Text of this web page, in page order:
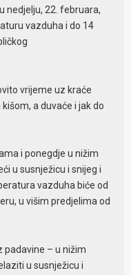
nedjelju, 22. februara,
vazduha i do 14
vrijeme uz kraće
a duvaće i jak do
i ponegdje u nižim
u susnježicu i snijeg i
vazduha biće od
u višim predjelima od
padavine – u nižim
u susnježicu i